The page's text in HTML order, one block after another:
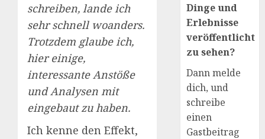
schreiben, lande ich
sehr schnell woanders.
Trotzdem glaube ich,
hier einige,
interessante Anstöße
und Analysen mit
eingebaut zu haben.
Ich kenne den Effekt,
Dinge und
Erlebnisse
veröffentlicht
zu sehen?
Dann melde
dich, und
schreibe
einen
Gastbeitrag